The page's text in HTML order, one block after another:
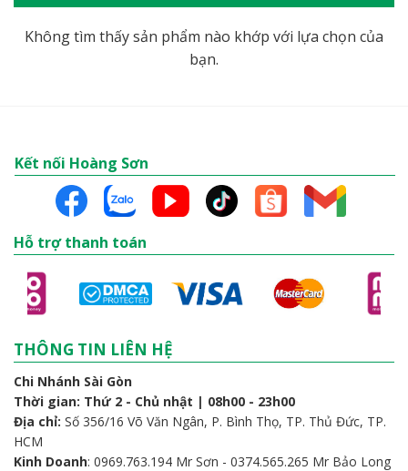
Không tìm thấy sản phẩm nào khớp với lựa chọn của
bạn.
Kết nối Hoàng Sơn
Hỗ trợ thanh toán
THÔNG TIN LIÊN HỆ
Chi Nhánh Sài Gòn
Thời gian: Thứ 2 - Chủ nhật | 08h00 - 23h00
Địa chỉ: Số 356/16 Võ Văn Ngân, P. Bình Thọ, TP. Thủ Đức, TP.
HCM
Kinh Doanh: 0969.763.194 Mr Sơn - 0374.565.265 Mr Bảo Long